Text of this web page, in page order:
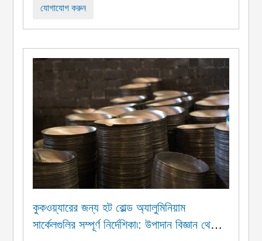
দুটি কাঠের তৈরি ...
যোগাযোগ করুন
কুকওয়্যারের জন্য হট রোল্ড অ্যালুমিনিয়াম
সার্কেলগুলির সম্পূর্ণ নির্দেশিকা৷: উপাদান বিজ্ঞান থেকে